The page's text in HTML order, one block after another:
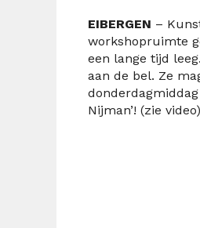
EIBERGEN –
workshopruimte
een lange tijd
aan de bel. Ze
Nijman’! (zie